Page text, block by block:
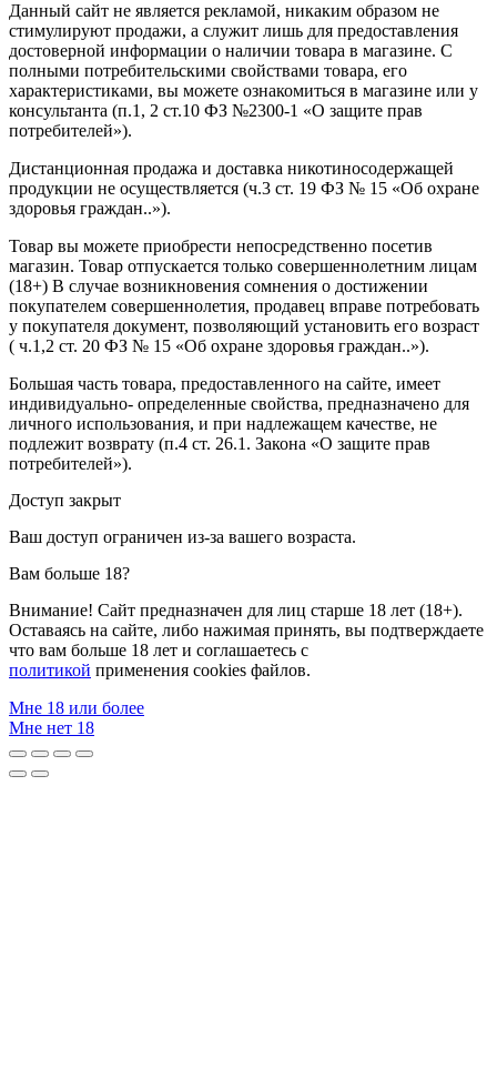
Данный сайт не является рекламой, никаким образом не
стимулируют продажи, а служит лишь для предоставления
достоверной информации о наличии товара в магазине. С
полными потребительскими свойствами товара, его
характеристиками, вы можете ознакомиться в магазине или у
консультанта (п.1, 2 ст.10 ФЗ №2300-1 «О защите прав
потребителей»).
Дистанционная продажа и доставка никотиносодержащей
продукции не осуществляется (ч.3 ст. 19 ФЗ № 15 «Об охране
здоровья граждан..»).
Товар вы можете приобрести непосредственно посетив
магазин. Товар отпускается только совершеннолетним лицам
(18+) В случае возникновения сомнения о достижении
покупателем совершеннолетия, продавец вправе потребовать
у покупателя документ, позволяющий установить его возраст
( ч.1,2 ст. 20 ФЗ № 15 «Об охране здоровья граждан..»).
Большая часть товара, предоставленного на сайте, имеет
индивидуально- определенные свойства, предназначено для
личного использования, и при надлежащем качестве, не
подлежит возврату (п.4 ст. 26.1. Закона «О защите прав
потребителей»).
Доступ закрыт
Ваш доступ ограничен из-за вашего возраста.
Вам больше 18?
Внимание! Сайт предназначен для лиц старше 18 лет (18+).
Оставаясь на сайте, либо нажимая принять, вы подтверждаете
что вам больше 18 лет и соглашаетесь с
политикой применения cookies файлов.
Мне 18 или более
Мне нет 18